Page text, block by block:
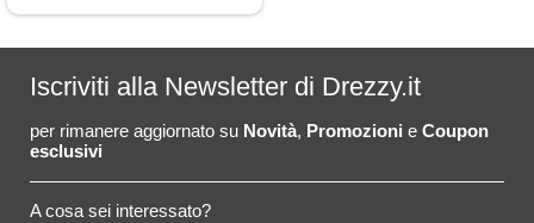
Iscriviti alla Newsletter di Drezzy.it
per rimanere aggiornato su Novità, Promozioni e Coupon
esclusivi
A cosa sei interessato?